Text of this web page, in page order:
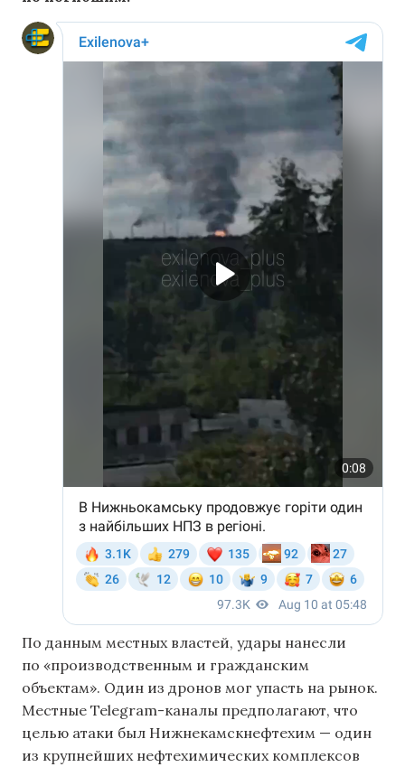
По данным местных властей, удары нанесли
по «производственным и гражданским
объектам». Один из дронов мог упасть на рынок.
Местные Telegram-каналы предполагают, что
целью атаки был Нижнекамскнефтехим — один
из крупнейших нефтехимических комплексов